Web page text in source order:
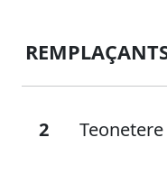
2 Teonetere